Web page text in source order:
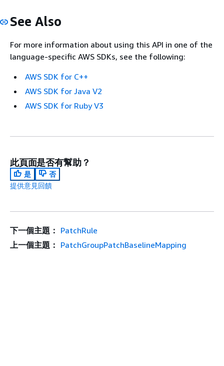
See Also
For more information about using this API in one of the
language-specific AWS SDKs, see the following:
AWS SDK for C++
AWS SDK for Java V2
AWS SDK for Ruby V3
此頁面是否有幫助？
是
否
提供意見回饋
下一個主題： PatchRule
上一個主題： PatchGroupPatchBaselineMapping